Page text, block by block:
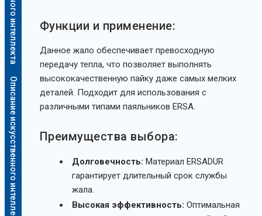
Описание искусственного интеллекта
Функции и применение:
Данное жало обеспечивает превосходную
передачу тепла, что позволяет выполнять
высококачественную пайку даже самых мелких
деталей. Подходит для использования с
различными типами паяльников ERSA.
Преимущества выбора:
Долговечность: Материал ERSADUR
гарантирует длительный срок службы
жала.
Высокая эффективность: Оптимальная